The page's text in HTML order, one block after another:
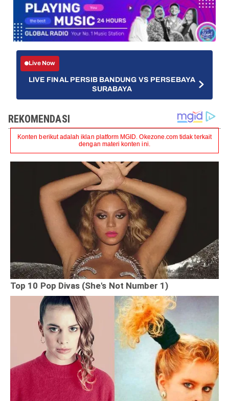
Live Now
LIVE FINAL PERSIB BANDUNG VS PERSEBAYA
SURABAYA